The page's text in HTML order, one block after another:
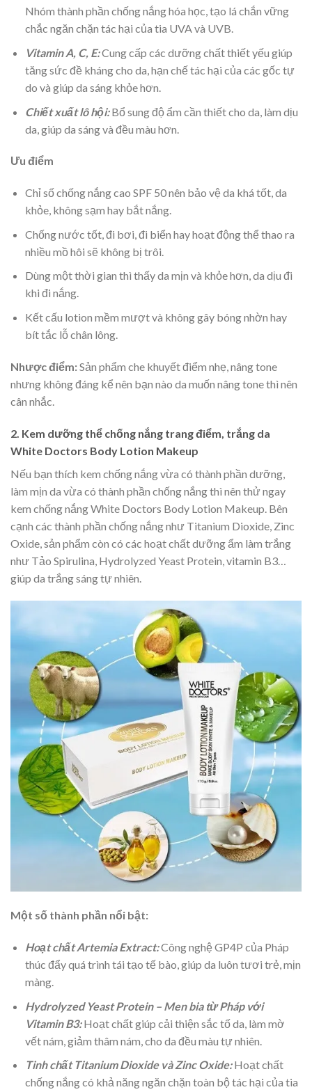
Nhóm thành phần chống nắng hóa học, tạo lá chắn vững
chắc ngăn chặn tác hại của tia UVA và UVB.
Vitamin A, C, E:Cung cấp các dưỡng chất thiết yếu giúp
tăng sức đề kháng cho da, hạn chế tác hại của các gốc tự
do và giúp da sáng khỏe hơn.
Chiết xuất lô hội:Bổ sung độ ẩm cần thiết cho da, làm dịu
da, giúp da sáng và đều màu hơn.
Ưu điểm
Chỉ số chống nắng cao SPF 50 nên bảo vệ da khá tốt, da
khỏe, không sạm hay bắt nắng.
Chống nước tốt, đi bơi, đi biển hay hoạt động thể thao ra
nhiều mồ hôi sẽ không bị trôi.
Dùng một thời gian thì thấy da mịn và khỏe hơn, da dịu đi
khi đi nắng.
Kết cấu lotion mềm mượt và không gây bóng nhờn hay
bít tắc lỗ chân lông.
Nhược điểm:Sản phẩm che khuyết điểm nhẹ, nâng tone
nhưng không đáng kể nên bạn nào da muốn nâng tone thì nên
cân nhắc.
2. Kem dưỡng thể chống nắng trang điểm, trắng da
White Doctors Body Lotion Makeup
Nếu bạn thích kem chống nắng vừa có thành phần dưỡng,
làm mịn da vừa có thành phần chống nắng thì nên thử ngay
kem chống nắng White Doctors Body Lotion Makeup. Bên
cạnh các thành phần chống nắng như Titanium Dioxide, Zinc
Oxide, sản phẩm còn có các hoạt chất dưỡng ẩm làm trắng
như Tảo Spirulina, Hydrolyzed Yeast Protein, vitamin B3…
giúp da trắng sáng tự nhiên.
Một số thành phần nổi bật:
Hoạt chất Artemia Extract:Công nghệ GP4P của Pháp
thúc đẩy quá trình tái tạo tế bào, giúp da luôn tươi trẻ, mịn
màng.
Hydrolyzed Yeast Protein – Men bia từ Pháp với
Vitamin B3:Hoạt chất giúp cải thiện sắc tố da, làm mờ
vết nám, giảm thâm nám, cho da đều màu tự nhiên.
Tinh chất Titanium Dioxide và Zinc Oxide:Hoạt chất
chống nắng có khả năng ngăn chặn toàn bộ tác hại của tia